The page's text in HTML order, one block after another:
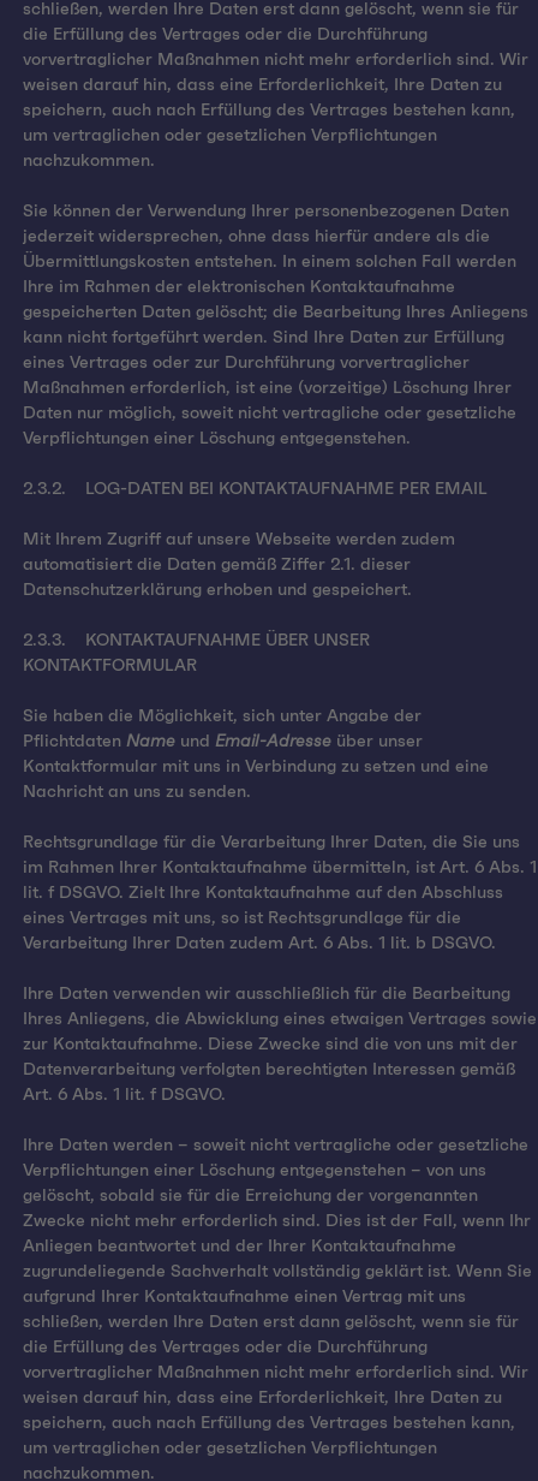
schließen, werden Ihre Daten erst dann gelöscht, wenn sie für
die Erfüllung des Vertrages oder die Durchführung
vorvertraglicher Maßnahmen nicht mehr erforderlich sind. Wir
weisen darauf hin, dass eine Erforderlichkeit, Ihre Daten zu
speichern, auch nach Erfüllung des Vertrages bestehen kann,
um vertraglichen oder gesetzlichen Verpflichtungen
nachzukommen.
Sie können der Verwendung Ihrer personenbezogenen Daten
jederzeit widersprechen, ohne dass hierfür andere als die
Übermittlungskosten entstehen. In einem solchen Fall werden
Ihre im Rahmen der elektronischen Kontaktaufnahme
gespeicherten Daten gelöscht; die Bearbeitung Ihres Anliegens
kann nicht fortgeführt werden. Sind Ihre Daten zur Erfüllung
eines Vertrages oder zur Durchführung vorvertraglicher
Maßnahmen erforderlich, ist eine (vorzeitige) Löschung Ihrer
Daten nur möglich, soweit nicht vertragliche oder gesetzliche
Verpflichtungen einer Löschung entgegenstehen.
2.3.2. LOG-DATEN BEI KONTAKTAUFNAHME PER EMAIL
Mit Ihrem Zugriff auf unsere Webseite werden zudem
automatisiert die Daten gemäß Ziffer 2.1. dieser
Datenschutzerklärung erhoben und gespeichert.
2.3.3. KONTAKTAUFNAHME ÜBER UNSER
KONTAKTFORMULAR
Sie haben die Möglichkeit, sich unter Angabe der
Pflichtdaten Name und Email-Adresseüber unser
Kontaktformular mit uns in Verbindung zu setzen und eine
Nachricht an uns zu senden.
Rechtsgrundlage für die Verarbeitung Ihrer Daten, die Sie uns
im Rahmen Ihrer Kontaktaufnahme übermitteln, ist Art. 6 Abs. 1
lit. f DSGVO. Zielt Ihre Kontaktaufnahme auf den Abschluss
eines Vertrages mit uns, so ist Rechtsgrundlage für die
Verarbeitung Ihrer Daten zudem Art. 6 Abs. 1 lit. b DSGVO.
Ihre Daten verwenden wir ausschließlich für die Bearbeitung
Ihres Anliegens, die Abwicklung eines etwaigen Vertrages sowie
zur Kontaktaufnahme. Diese Zwecke sind die von uns mit der
Datenverarbeitung verfolgten berechtigten Interessen gemäß
Art. 6 Abs. 1 lit. f DSGVO.
Ihre Daten werden – soweit nicht vertragliche oder gesetzliche
Verpflichtungen einer Löschung entgegenstehen – von uns
gelöscht, sobald sie für die Erreichung der vorgenannten
Zwecke nicht mehr erforderlich sind. Dies ist der Fall, wenn Ihr
Anliegen beantwortet und der Ihrer Kontaktaufnahme
zugrundeliegende Sachverhalt vollständig geklärt ist. Wenn Sie
aufgrund Ihrer Kontaktaufnahme einen Vertrag mit uns
schließen, werden Ihre Daten erst dann gelöscht, wenn sie für
die Erfüllung des Vertrages oder die Durchführung
vorvertraglicher Maßnahmen nicht mehr erforderlich sind. Wir
weisen darauf hin, dass eine Erforderlichkeit, Ihre Daten zu
speichern, auch nach Erfüllung des Vertrages bestehen kann,
um vertraglichen oder gesetzlichen Verpflichtungen
nachzukommen.